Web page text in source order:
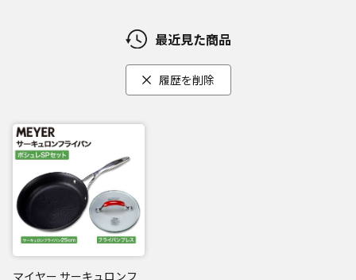
最近見た商品
履歴を削除
マイヤー サーキュロンフ